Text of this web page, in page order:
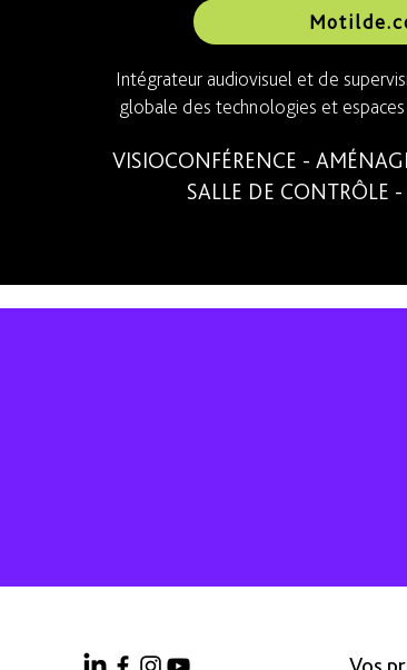
Intégrateur audiovisuel et de
globale des technologies et
VISIOCONFÉRENCE -
SALLE DE CONTRÔLE